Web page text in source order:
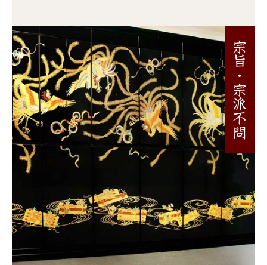
宗旨・宗派不問